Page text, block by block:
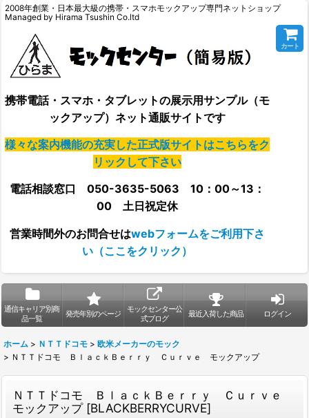
2008年創業・日本最大級の携帯・スマホモックアップ専門ネットショップ
Managed by Hirama Tsushin Co.ltd
携帯電話・スマホ・タブレットの展示用サンプル（モ
ックアップ）ネット通販サイトです
様々な案内機能の充実した正式版サイトはこちらをク
リックして下さい
電話相談窓口 050-3635-5063 10：00～13：
00 土日祝定休
営業時間外のお問合せはwebフォームをご利用下さ
い（ここをクリック）
カート
通信キャリア別商
品一覧
発売年別のページ
モックセンター公
式ブログ
最近入荷した商品 ログイン
ホーム > ＮＴＴドコモ > 欧米メーカーのモック
> ＮＴＴドコモ ＢｌａｃｋＢｅｒｒｙ Ｃｕｒｖｅ モックアップ
ＮＴＴドコモ ＢｌａｃｋＢｅｒｒｙ Ｃｕｒｖｅ
モックアップ [BLACKBERRYCURVE]